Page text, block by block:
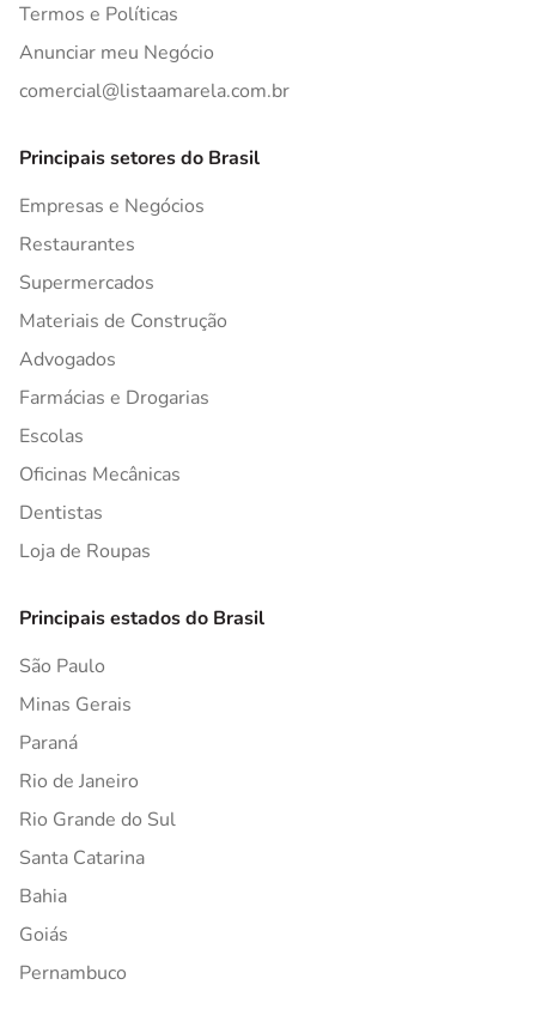
Termos e Políticas
Anunciar meu Negócio
comercial@listaamarela.com.br
Principais setores do Brasil
Empresas e Negócios
Restaurantes
Supermercados
Materiais de Construção
Advogados
Farmácias e Drogarias
Escolas
Oficinas Mecânicas
Dentistas
Loja de Roupas
Principais estados do Brasil
São Paulo
Minas Gerais
Paraná
Rio de Janeiro
Rio Grande do Sul
Santa Catarina
Bahia
Goiás
Pernambuco